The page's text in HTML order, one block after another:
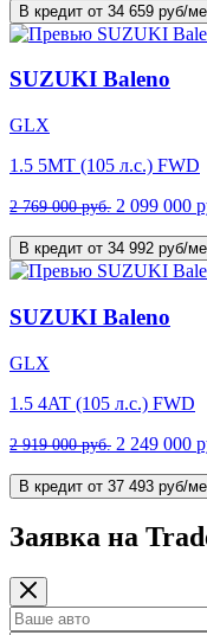
В кредит от 34 659 руб/
SUZUKI Baleno
GLX
1.5 5MT (105 л.с.) FWD
2 769 000 руб. 2 099 000
В кредит от 34 992 руб/
SUZUKI Baleno
GLX
1.5 4AT (105 л.с.) FWD
2 919 000 руб. 2 249 000
В кредит от 37 493 руб/
Заявка на